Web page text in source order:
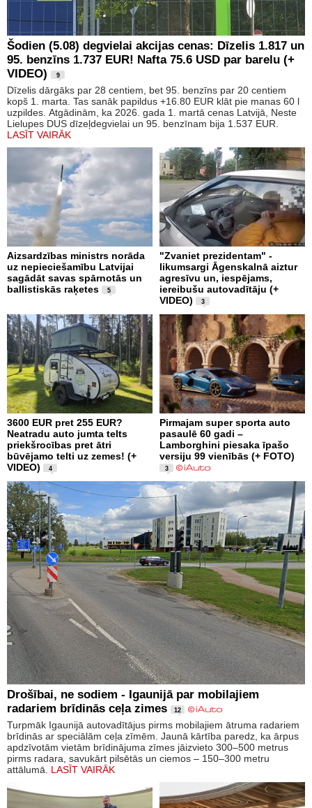
Šodien (5.08) degvielai akcijas cenas: Dīzelis 1.817 un
95. benzīns 1.737 EUR! Nafta 75.6 USD par barelu (+
VIDEO)
9
Dīzelis dārgāks par 28 centiem, bet 95. benzīns par 20 centiem
kopš 1. marta. Tas sanāk papildus +16.80 EUR klāt pie manas 60 l
uzpildes. Atgādinām, ka 2026. gada 1. martā cenas Latvijā, Neste
Lielupes DUS dīzeļdegvielai un 95. benzīnam bija 1.537 EUR.
LASĪT VAIRĀK
Aizsardzības ministrs norāda
uz nepieciešamību Latvijai
sagādāt savas spārnotās un
ballistiskās raķetes
5
"Zvaniet prezidentam" -
likumsargi Āgenskalnā aiztur
agresīvu un, iespējams,
iereibušu autovadītāju (+
VIDEO)
3
3600 EUR pret 255 EUR?
Neatradu auto jumta telts
priekšrocības pret ātri
būvējamo telti uz zemes! (+
VIDEO)
4
Pirmajam super sporta auto
pasaulē 60 gadi –
Lamborghini piesaka īpašo
versiju 99 vienībās (+ FOTO)
3
Drošībai, ne sodiem - Igaunijā par mobilajiem
radariem brīdinās ceļa zimes
12
Turpmāk Igaunijā autovadītājus pirms mobilajiem ātruma radariem
brīdinās ar speciālām ceļa zīmēm. Jaunā kārtība paredz, ka ārpus
apdzīvotām vietām brīdinājuma zīmes jāizvieto 300–500 metrus
pirms radara, savukārt pilsētās un ciemos – 150–300 metru
attālumā. LASĪT VAIRĀK